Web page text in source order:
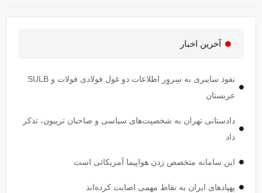
آخرین اخبار
نفوذ سایبری به سِروِر اطلاعات دو غول فولادی فولات و SULB
عربستان
دادستانی تهران به شخصیت‌های سیاسی و صاحبان تریبون، تذکر
داد
این سامانه متخصص زدن هواپیما آمریکائی است
پهپاد‌های ایران به نقاط مهمی اصابت کرده‌اند